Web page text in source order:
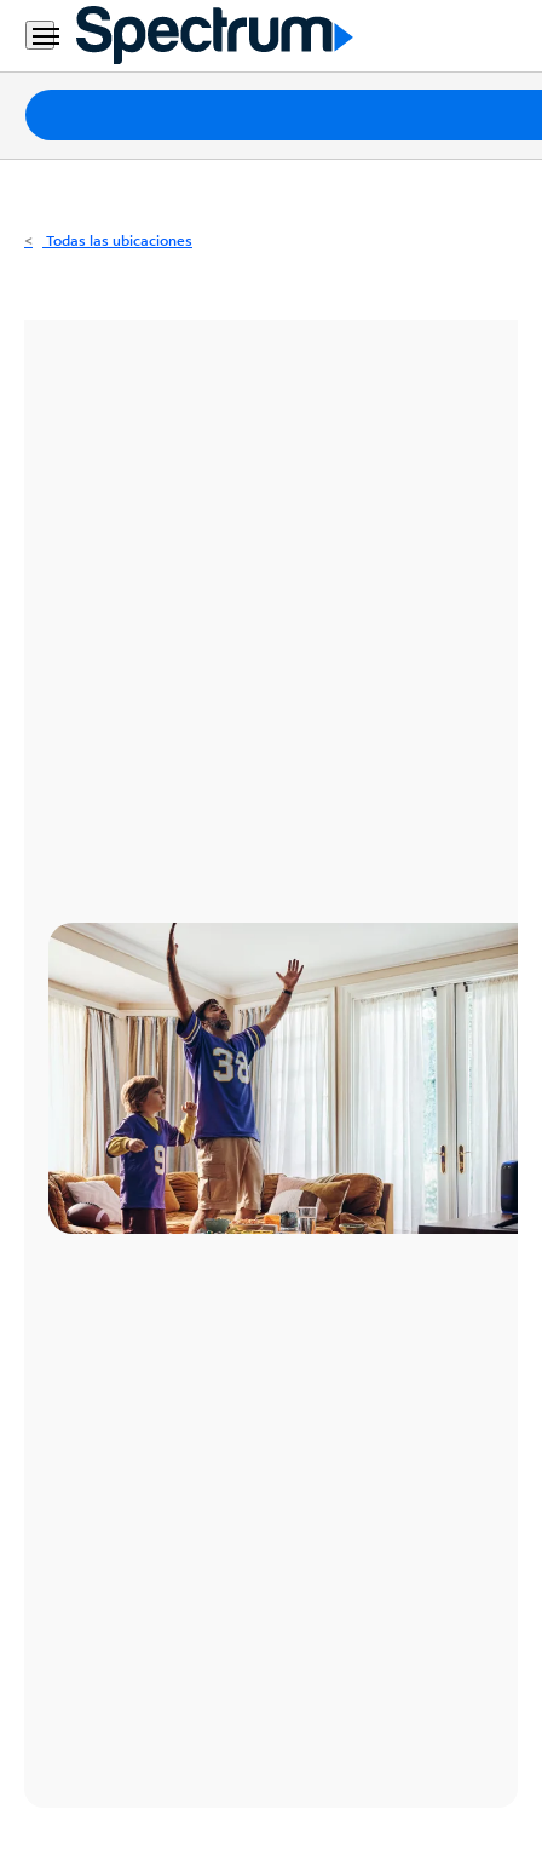
Residencial
Business
Paquetes
Internet
Todas las ubicaciones